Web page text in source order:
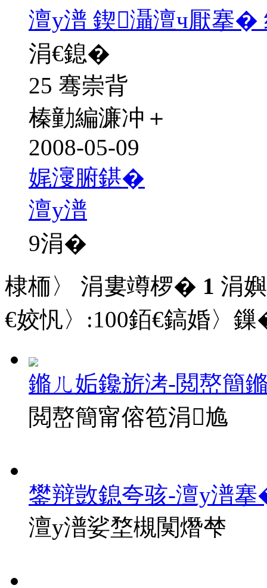
澶у潽 鍥灄澶ч厭搴
涓€鎴�
25 骞崇背
榛勭編濂冲＋
2008-05-09
娓濅腑鍖�
澶у潽
9涓�
棣栭〉 涓婁竴椤� 1 涓
€姣忛〉:100銆€鎬婚〉
鏅ㄦ姤鑱旂洘-閲嶅簡
閲嶅簡甯傛笣涓尯
鐢辩敳鎴夸骇-澶у潽
澶у潽娑堥槻闃熸梺